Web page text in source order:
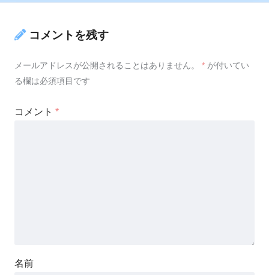
コメントを残す
メールアドレスが公開されることはありません。 * が付いてい
る欄は必須項目です
コメント *
名前